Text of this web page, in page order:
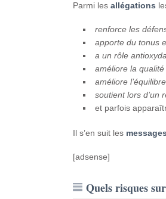
Parmi les allégations
renforce les
apporte du tonus
a un rôle
améliore la
améliore
soutient lors d’un
et parfois
Il s’en suit les
[adsense]
Quels risques